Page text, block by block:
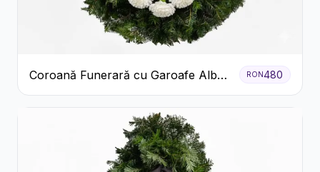
Coroană Funerară cu Garoafe Albe
și Crizanteme
RON 480